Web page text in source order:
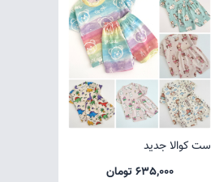
ست کوالا جدید
635,000 تومان